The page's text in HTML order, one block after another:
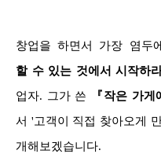
창업을 하면서 가장 염두
할 수 있는 것에서 시작하
업자. 그가 쓴
『작은 가
서 '고객이 직접 찾아오게
개해보겠습니다.